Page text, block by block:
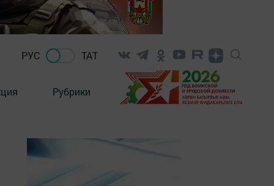
РУС ТАТ
Рубрики